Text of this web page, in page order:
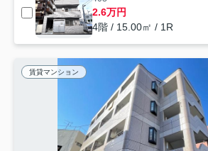
2.6万円
4階 / 15.00㎡ / 1R
賃貸マンション